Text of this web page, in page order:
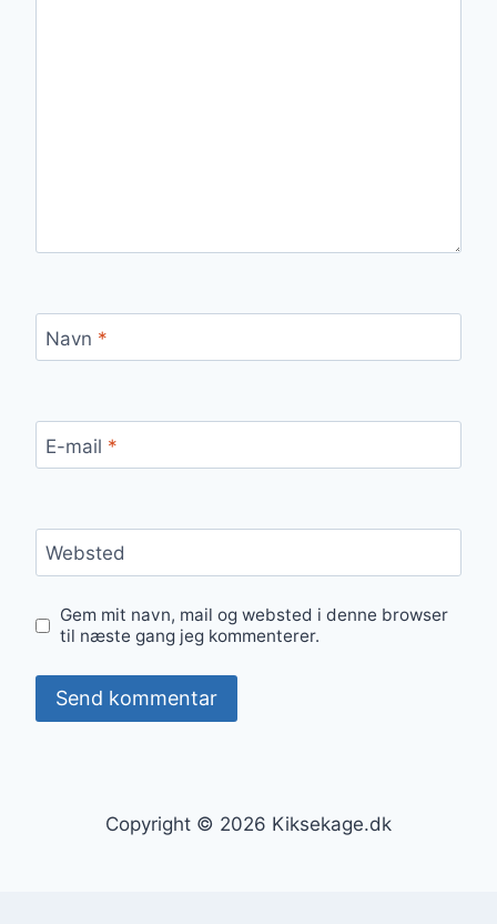
Navn *
E-mail *
Websted
Gem mit navn, mail og websted i denne browser
til næste gang jeg kommenterer.
Copyright © 2026 Kiksekage.dk